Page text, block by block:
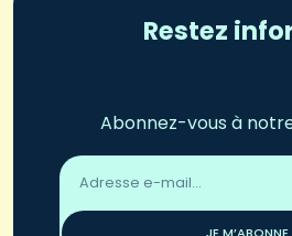
Restez
Abonnez-vous à
Adresse
email